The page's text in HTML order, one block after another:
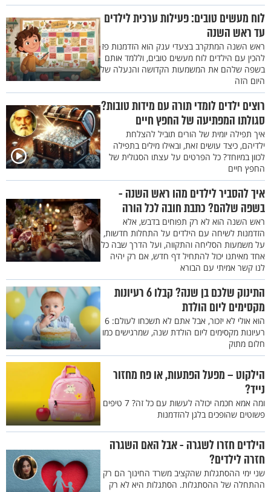
לוח מעשים טובים: פעילות ערכית לילדים
עד ראש השנה
ראש השנה המתקרב בצעדי ענק הוא הזדמנות פז
להכין עם הילדים לוח מעשים טובים, וללמד אותם
בשפה שלהם את המשמעות הקדושה והנעלה של
היום הזה
רוצים ילדים לומדי תורה עם מידות טובות?
סגולתו המפתיעה של החפץ חיים
איך תפילה יומית של הורים תוביל להצלחת
ילדיהם, כיצד עושים זאת, ובאילו מילים בתפילה
לכוון במיוחד? כל הפרטים על עצתו הסגולית של
החפץ חיים
איך להסביר לילדים מהו ראש השנה -
בשפה שלהם? כתבת חובה לכל הורה
ראש השנה הוא לא רק תפוחים בדבש, אלא
הזדמנות לשיחה עם הילדים על התחלות חדשות,
על משמעות הסליחה והתקווה, ועל הדרך שבה כל
אחד מאיתנו יכול להתחיל דף חדש, אם רק יהיה
לנו קשר אמיתי עם הבורא
התינוק שלכם בן שנה? קבלו 6 רעיונות
מקסימים ליום הולדת
הוא אולי לא יזכור, אבל אתם לא תשכחו לעולם: 6
רעיונות מקסימים ליום הולדת שנה, שמרגישים כמו
חלום מתוק
הילקוט – מפעל הפתעות, או פח מחזור
נייד?
ומה אמא חכמה יכולה לעשות עם כל זה? 7 טיפים
פשוטים שהופכים בלגן להזדמנות
הילדים חזרו לשגרה - אבל האם השגרה
חזרה לילדים?
שני ימי ההסתגלות שהקציב משרד החינוך הם רק
ההתחלה של ההסתגלות. הסתגלות היא לא רק